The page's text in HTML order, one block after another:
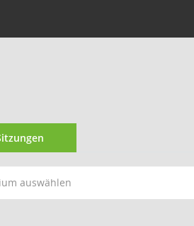
auswählen